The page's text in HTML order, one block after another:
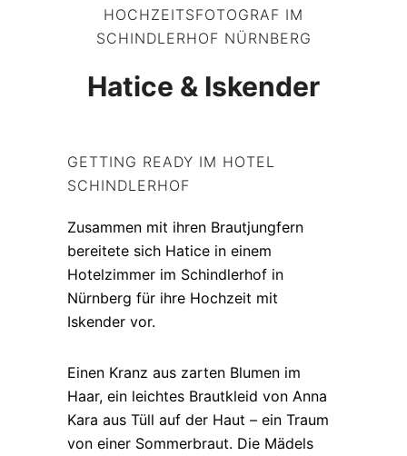
HOCHZEITSFOTOGRAF IM
SCHINDLERHOF NÜRNBERG
Hatice & Iskender
GETTING READY IM HOTEL
SCHINDLERHOF
Zusammen mit ihren Brautjungfern
bereitete sich Hatice in einem
Hotelzimmer im Schindlerhof in
Nürnberg für ihre Hochzeit mit
Iskender vor.
Einen Kranz aus zarten Blumen im
Haar, ein leichtes Brautkleid von Anna
Kara aus Tüll auf der Haut – ein Traum
von einer Sommerbraut. Die Mädels